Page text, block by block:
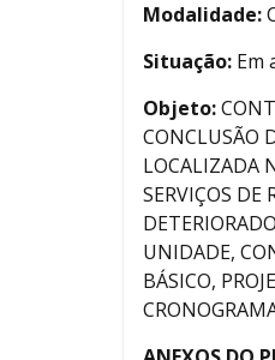
Modalidade:
Situação: Em
Objeto:
CONCLUSÃO
LOCALIZADA
SERVIÇOS DE
UNIDADE,
BÁSICO,